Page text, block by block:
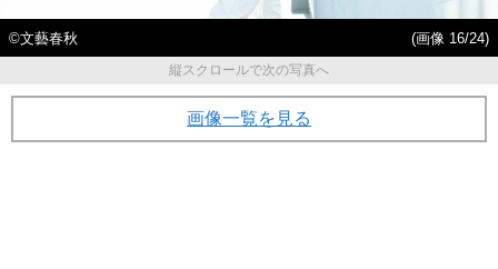
©文藝春秋
(画像 16/24)
縦スクロールで次の写真へ
画像一覧を見る